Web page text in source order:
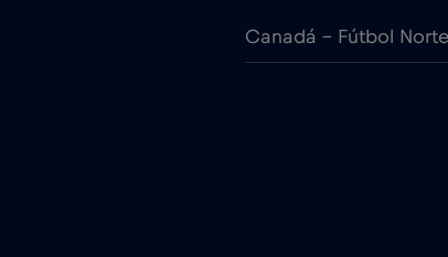
Canadá - Fútbol